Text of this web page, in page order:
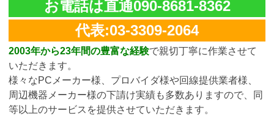
お電話は直通090-8681-8362
代表:03-3309-2064
2003年から23年間の豊富な経験で親切丁寧に作業させて
いただきます。
様々なPCメーカー様、プロバイダ様や回線提供業者様、
周辺機器メーカー様の下請け実績も多数ありますので、同
等以上のサービスを提供させていただきます。